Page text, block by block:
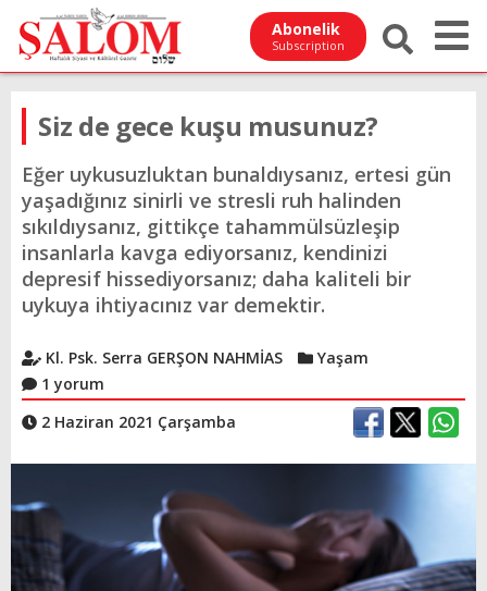
Abonelik
Subscription
Siz de gece kuşu musunuz?
Eğer uykusuzluktan bunaldıysanız, ertesi gün
yaşadığınız sinirli ve stresli ruh halinden
sıkıldıysanız, gittikçe tahammülsüzleşip
insanlarla kavga ediyorsanız, kendinizi
depresif hissediyorsanız; daha kaliteli bir
uykuya ihtiyacınız var demektir.
Kl. Psk. Serra GERŞON NAHMİAS
Yaşam
1 yorum
2 Haziran 2021 Çarşamba